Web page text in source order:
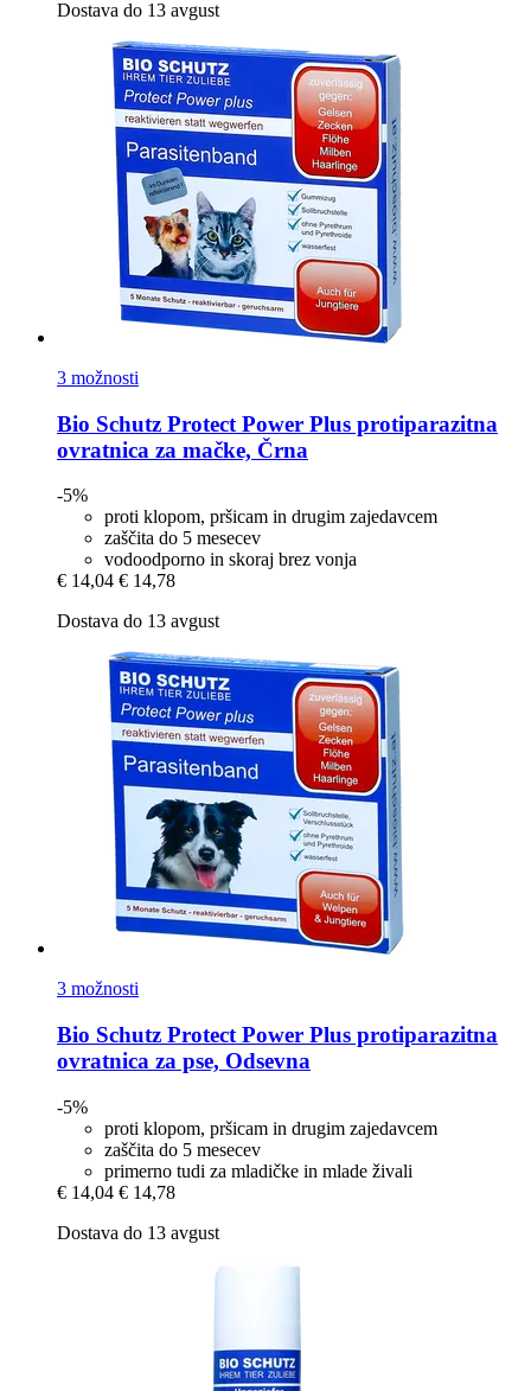
Dostava do 13 avgust
3 možnosti
Bio Schutz Protect Power Plus protiparazitna
ovratnica za mačke, Črna
-5%
proti klopom, pršicam in drugim zajedavcem
zaščita do 5 mesecev
vodoodporno in skoraj brez vonja
€ 14,04 € 14,78
Dostava do 13 avgust
3 možnosti
Bio Schutz Protect Power Plus protiparazitna
ovratnica za pse, Odsevna
-5%
proti klopom, pršicam in drugim zajedavcem
zaščita do 5 mesecev
primerno tudi za mladičke in mlade živali
€ 14,04 € 14,78
Dostava do 13 avgust